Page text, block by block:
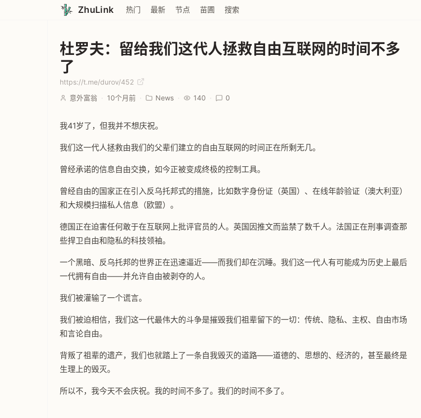
ZhuLink 热门 最新 节点 苗圃 搜索
杜罗夫：留给我们这代人拯救自由互联网的时间不多
了
https://t.me/durov/452
意外富翁 · 10个月前 · News · 140 · 0
我41岁了，但我并不想庆祝。
我们这一代人拯救由我们的父辈们建立的自由互联网的时间正在所剩无几。
曾经承诺的信息自由交换，如今正被变成终极的控制工具。
曾经自由的国家正在引入反乌托邦式的措施，比如数字身份证（英国）、在线年龄验证（澳大利亚）
和大规模扫描私人信息（欧盟）。
德国正在迫害任何敢于在互联网上批评官员的人。英国因推文而监禁了数千人。法国正在刑事调查那
些捍卫自由和隐私的科技领袖。
一个黑暗、反乌托邦的世界正在迅速逼近——而我们却在沉睡。我们这一代人有可能成为历史上最后
一代拥有自由——并允许自由被剥夺的人。
我们被灌输了一个谎言。
我们被迫相信，我们这一代最伟大的斗争是摧毁我们祖辈留下的一切：传统、隐私、主权、自由市场
和言论自由。
背叛了祖辈的遗产，我们也就踏上了一条自我毁灭的道路——道德的、思想的、经济的，甚至最终是
生理上的毁灭。
所以不，我今天不会庆祝。我的时间不多了。我们的时间不多了。